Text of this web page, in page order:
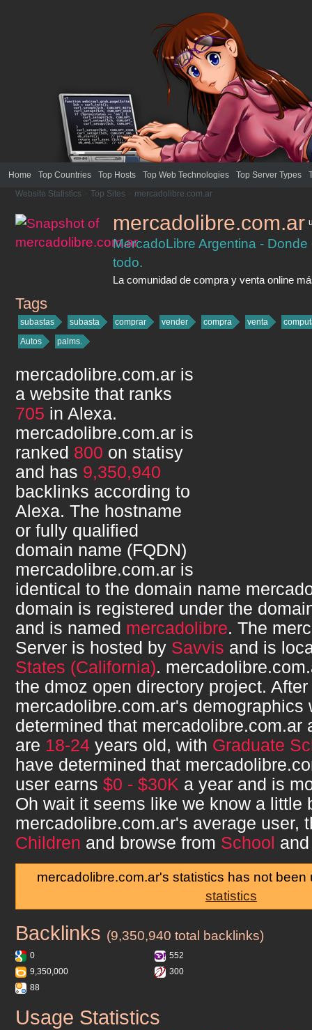
Home Top Countries Top Hosts Top Web Technologies Top Server Types
Website Statistics
Top Sites mercadolibre.com.ar
mercadolibre.com.ar
MercadoLibre Argentina -
todo.
La comunidad de compra y venta online
mercadolibre.com.ar
Tags
subastas subasta comprar vender compra venta
Autos
palms.
mercadolibre.com.ar is
a website that ranks
705 in Alexa.
mercadolibre.com.ar is
ranked 800 on statisy
and has 9,350,940
backlinks according to
Alexa. The hostname
or fully qualified
domain name (FQDN)
mercadolibre.com.ar is
identical to the domain name
domain is registered under the
and is named mercadolibre. The
Server is hosted by Savvis and is
States (California).
the dmoz open directory project.
mercadolibre.com.ar's demographics
determined that mercadolibre.com.ar
are 18-24 years old, with Graduate
have determined that
user earns $0 - $30K a year and is
Oh wait it seems like we know a little
mercadolibre.com.ar's average user,
Children and browse from School
mercadolibre.com.ar's statistics has not
statistics
mercadolibre.com.ar
Backlinks (9,350,940 total backlinks)
0
552
9,350,000
300
88
mercadolibre.com.ar
Usage Statistics